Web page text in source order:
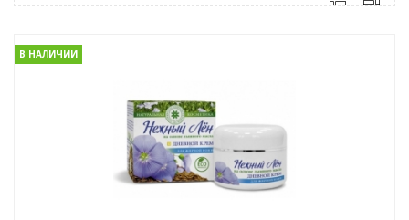
В НАЛИЧИИ